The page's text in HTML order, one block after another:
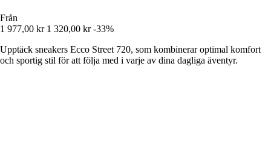
Från
1 977,00 kr 1 320,00 kr -33%
Upptäck sneakers Ecco Street 720, som kombinerar optimal komfort
och sportig stil för att följa med i varje av dina dagliga äventyr.